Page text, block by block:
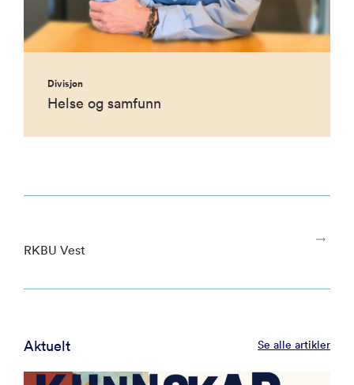
Divisjon
Helse og samfunn
RKBU Vest
Aktuelt Se alle artikler